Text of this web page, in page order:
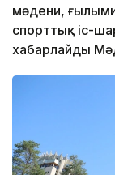
мәдени,
спорттық іс-
хабарлайды